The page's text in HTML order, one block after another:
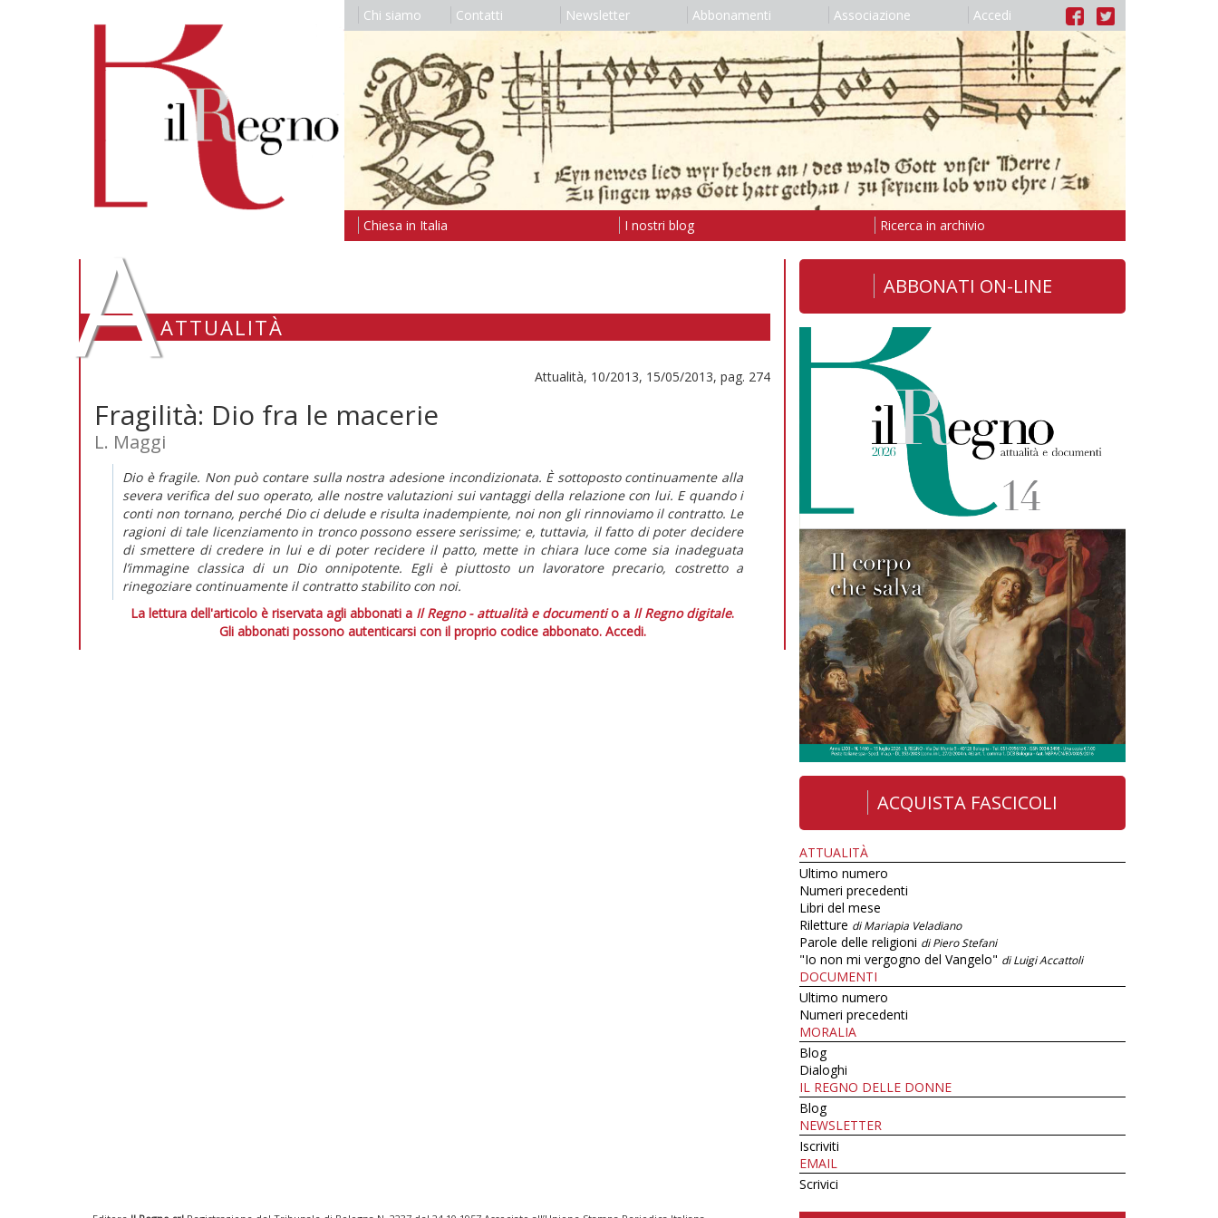
Chi siamo Contatti Newsletter Abbonamenti Associazione Accedi
Chiesa in Italia I nostri blog Ricerca in archivio
AATTUALITÀ
Attualità, 10/2013, 15/05/2013, pag. 274
Fragilità: Dio fra le macerie
L. Maggi
Dio è fragile. Non può contare sulla nostra adesione incondizionata. È sottoposto continuamente alla
severa verifica del suo operato, alle nostre valutazioni sui vantaggi della relazione con lui. E quando i
conti non tornano, perché Dio ci delude e risulta inadempiente, noi non gli rinnoviamo il contratto. Le
ragioni di tale licenziamento in tronco possono essere serissime; e, tuttavia, il fatto di poter decidere
di smettere di credere in lui e di poter recidere il patto, mette in chiara luce come sia inadeguata
l’immagine classica di un Dio onnipotente. Egli è piuttosto un lavoratore precario, costretto a
rinegoziare continuamente il contratto stabilito con noi.
La lettura dell'articolo è riservata agli abbonati a Il Regno - attualità e documentio a Il Regno digitale.
Gli abbonati possono autenticarsi con il proprio codice abbonato. Accedi.
ABBONATI ON-LINE
ACQUISTA FASCICOLI
ATTUALITÀ
Ultimo numero
Numeri precedenti
Libri del mese
Riletture di Mariapia Veladiano
Parole delle religioni di Piero Stefani
"Io non mi vergogno del Vangelo" di Luigi Accattoli
DOCUMENTI
Ultimo numero
Numeri precedenti
MORALIA
Blog
Dialoghi
IL REGNO DELLE DONNE
Blog
NEWSLETTER
Iscriviti
EMAIL
Scrivici